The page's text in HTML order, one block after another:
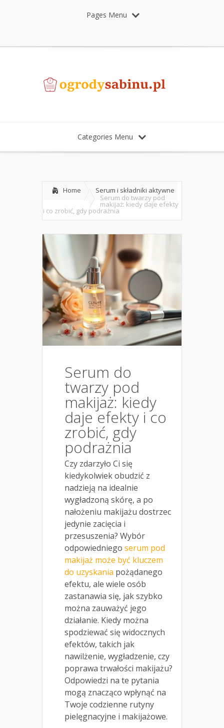
Pages Menu
Categories Menu
Home
Serum i składniki aktywne
Serum do twarzy pod
makijaż: kiedy daje efekty
i co zrobić, gdy podrażnia
Serum do
twarzy pod
makijaż: kiedy
daje efekty i co
zrobić, gdy
podrażnia
Czy zdarzyło Ci się
kiedykolwiek obudzić z
nadzieją na idealnie
wygładzoną skórę, a po
nałożeniu makijażu dostrzec
jedynie zacięcia i
przesuszenia? Wybór
odpowiedniego serum pod
makijaż może być kluczem
do uzyskania pożądanego
efektu, ale wiele osób
zastanawia się, jak szybko
można zauważyć jego
działanie. Kiedy można
spodziewać się widocznych
efektów, takich jak
nawilżenie, wygładzenie, czy
poprawa trwałości makijażu?
Odpowiedzi na te pytania
mogą znacząco wpłynąć na
Twoje codzienne rutyny
pielęgnacyjne i makijażowe.